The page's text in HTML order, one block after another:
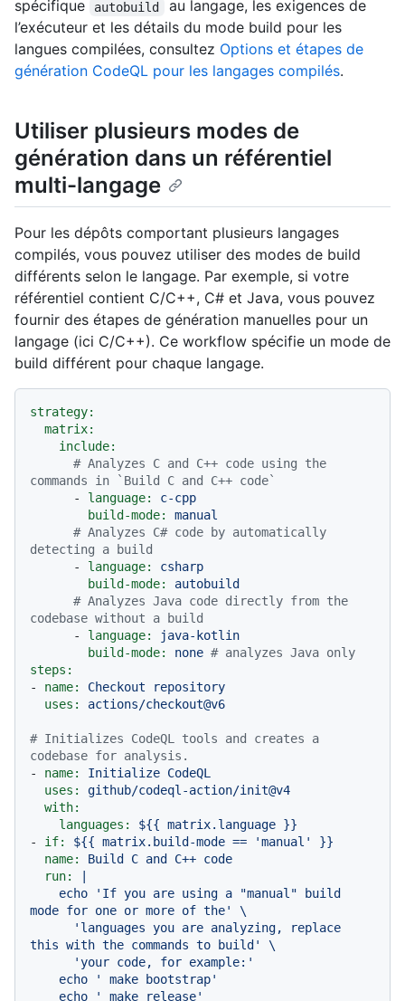
spécifique autobuild
au langage, les exigences de
l’exécuteur et les détails du mode build pour les
langues compilées, consultez Options et étapes de
génération CodeQL pour les langages compilés.
Utiliser plusieurs modes de
génération dans un référentiel
multi-langage
Pour les dépôts comportant plusieurs langages
compilés, vous pouvez utiliser des modes de build
différents selon le langage. Par exemple, si votre
référentiel contient C/C++, C# et Java, vous pouvez
fournir des étapes de génération manuelles pour un
langage (ici C/C++). Ce workflow spécifie un mode de
build différent pour chaque langage.
strategy:
matrix:
include:
# Analyzes C and C++ code using the
commands in `Build C and C++ code`
-
language:
c-cpp
build-mode:
manual
# Analyzes C# code by automatically
detecting a build
-
language:
csharp
build-mode:
autobuild
# Analyzes Java code directly from the
codebase without a build
-
language:
java-kotlin
build-mode:
none # analyzes Java only
steps:
-
name: Checkout
repository
uses:
actions/checkout@v6
# Initializes CodeQL tools and creates a
codebase for analysis.
-
name: Initialize CodeQL
uses:
github/codeql-action/init@v4
with:
languages:
${{ matrix.language }}
-
if: ${{ matrix.build-mode == 'manual'
}}
name:
Build C and C++ code
run:
|
mode for one or more of the' \
this with the commands to build' \